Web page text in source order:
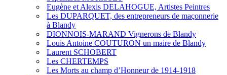
Eugène et Alexis DELAHOGUE, Artistes Peintres
Les DUPARQUET, des entrepreneurs de maçonnerie
à Blandy
DIONNOIS-MARAND Vignerons de Blandy
Louis Antoine COUTURON un maire de Blandy
Laurent SCHOBERT
Les CHERTEMPS
Les Morts au champ d’Honneur de 1914-1918